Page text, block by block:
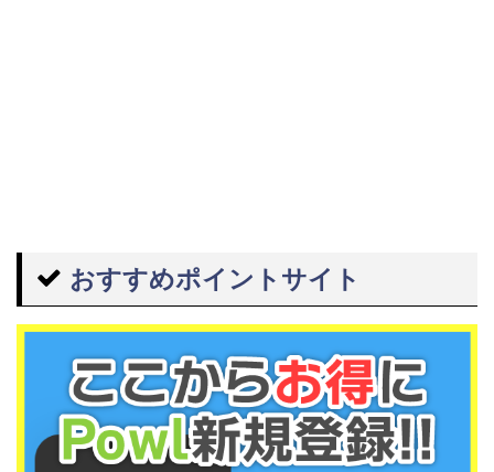
おすすめポイントサイト